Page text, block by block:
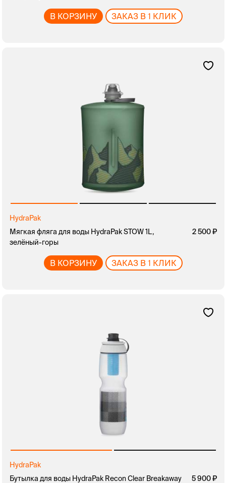
В КОРЗИНУ ЗАКАЗ В 1 КЛИК
HydraPak
Мягкая фляга для воды HydraPak STOW 1L,
зелёный-горы
2 500
В КОРЗИНУ ЗАКАЗ В 1 КЛИК
HydraPak
Бутылка для воды HydraPak Recon Clear Breakaway
5 900